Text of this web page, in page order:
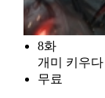
8화
개미 키우
무료